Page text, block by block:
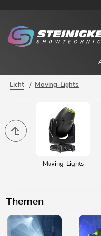
Licht / Moving-Lights
Moving-Lights
Themen